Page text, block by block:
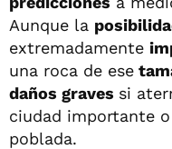
Aunque la
extremadamente
una roca de ese
daños graves si
ciudad importante
poblada.